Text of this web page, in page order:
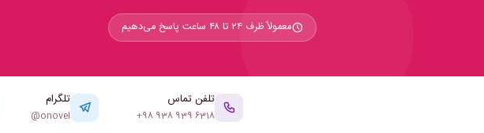
معمولاً ظرف ۲۴ تا ۴۸ ساعت پاسخ می‌دهیم
تلفن تماس
+98 938 939 6318
تلگرام
@onovel